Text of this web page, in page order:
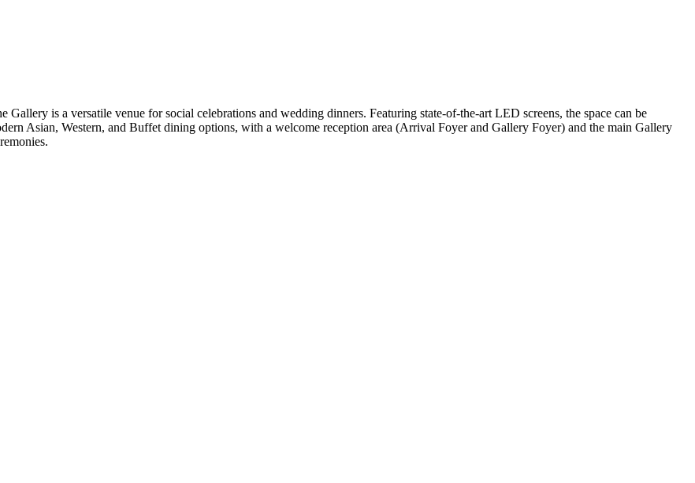
is a versatile venue for social celebrations and wedding dinners. Featuring state-of-the-art LED screens, the space can be
Asian, Western, and Buffet dining options, with a welcome reception area (Arrival Foyer and Gallery Foyer) and the main Gallery